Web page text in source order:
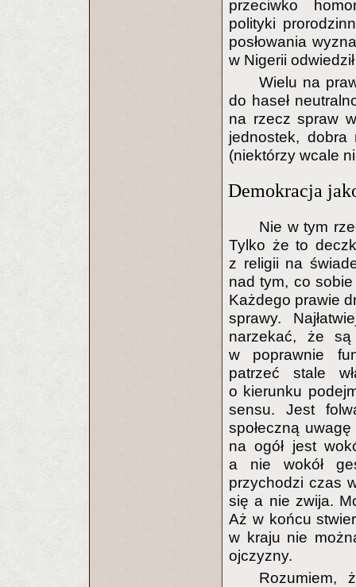
przeciwko
polityki
posłowania
w Nigerii
Wielu na
do haseł
na rzecz spraw
jednostek, dobra
(niektórzy wcale
Demokracja
Nie w tym
Tylko że to
z religii na
nad tym, co
Każdego prawie
sprawy.
narzekać, że
w poprawnie
patrzeć stale
o kierunku
sensu. Jest
społeczną
na ogół jest
a nie wokół
przychodzi czas
się a nie zwija.
Aż w końcu
w kraju nie
ojczyzny.
Rozumiem,